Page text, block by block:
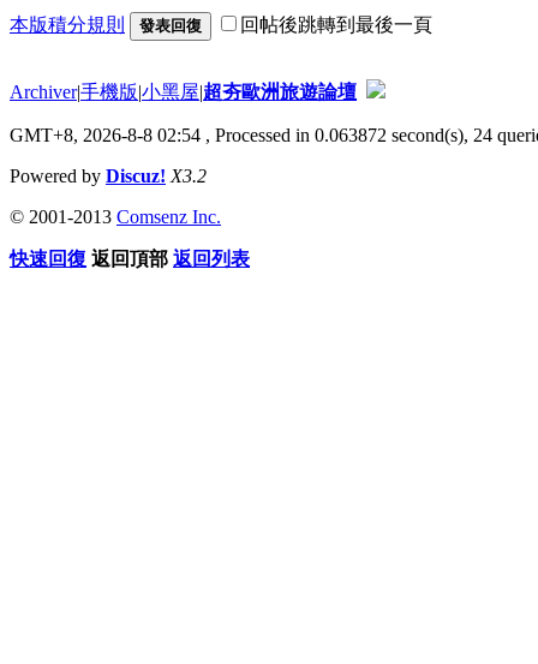
本版積分規則 發表回復 回帖後跳轉到最後一頁
Archiver|手機版|小黑屋|超夯歐洲旅遊論壇
GMT+8, 2026-8-8 02:54 , Processed in 0.063872 second(s), 24
Powered by Discuz! X3.2
© 2001-2013 Comsenz Inc.
快速回復 返回頂部 返回列表